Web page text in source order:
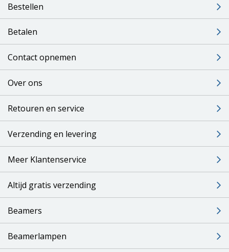
Bestellen
Betalen
Contact opnemen
Over ons
Retouren en service
Verzending en levering
Meer Klantenservice
Altijd gratis verzending
Beamers
Beamerlampen